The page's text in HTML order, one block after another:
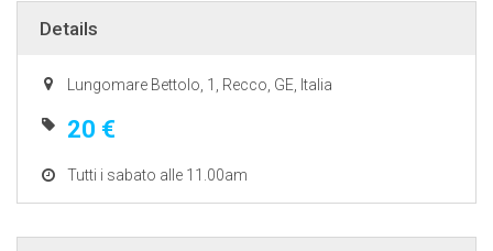
Details
Lungomare Bettolo, 1, Recco, GE, Italia
20 €
Tutti i sabato alle 11.00am